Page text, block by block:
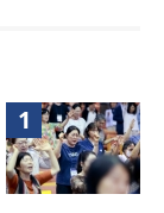
프(TDYC) 성료
넘는 믿음”
1